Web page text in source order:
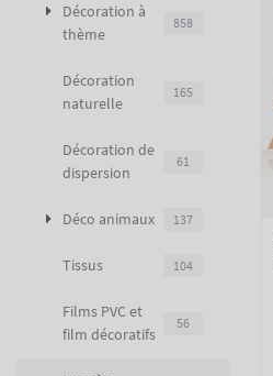
Décoration à
thème
858
Décoration
naturelle
165
Décoration de
dispersion
61
Déco animaux 137
Tissus 104
Films PVC et
film décoratifs
56